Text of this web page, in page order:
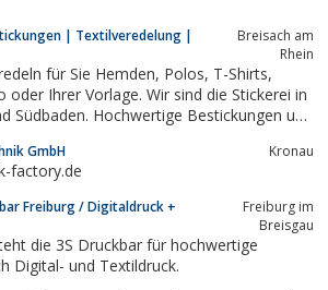
| Textilveredelung |
Breisach am
Rhein
Sie Hemden, Polos, T-Shirts,
GmbH Kronau
factory.de
Freiburg / Digitaldruck +
Freiburg im
Breisgau
die 3S Druckbar für hochwertige
Digital- und Textildruck.